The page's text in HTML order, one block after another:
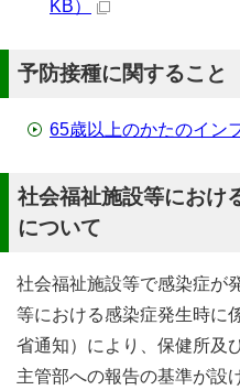
KB）
予防接種に関すること
65歳以上のかたのイン
社会福祉施設等におけ
について
社会福祉施設等で感染症が
等における感染症発生時に
省通知）により、保健所及
主管部への報告の基準が設